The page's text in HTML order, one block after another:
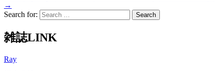
→
Search for:
雑誌LINK
Ray